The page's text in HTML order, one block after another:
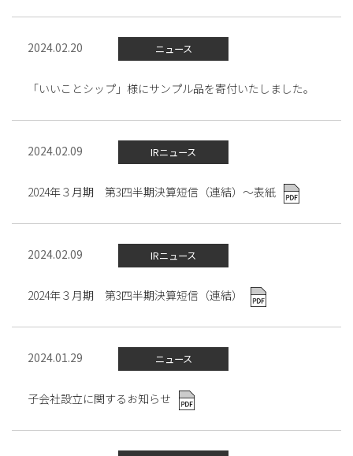
2024.02.20 ニュース
「いいことシップ」様にサンプル品を寄付いたしました。
2024.02.09 IRニュース
2024年３月期 第3四半期決算短信（連結）～表紙
2024.02.09 IRニュース
2024年３月期 第3四半期決算短信（連結）
2024.01.29 ニュース
子会社設立に関するお知らせ